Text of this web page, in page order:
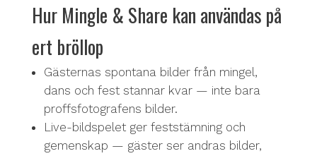
Hur Mingle & Share kan användas på
ert bröllop
Gästernas spontana bilder från mingel,
dans och fest stannar kvar — inte bara
proffsfotografens bilder.
Live-bildspelet ger feststämning och
gemenskap — gäster ser andras bilder,